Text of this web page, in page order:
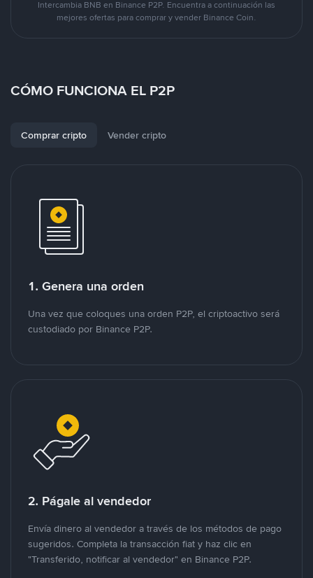
Intercambia BNB en Binance P2P. Encuentra a continuación las
mejores ofertas para comprar y vender Binance Coin.
CÓMO FUNCIONA EL P2P
Comprar cripto Vender cripto
1. Genera una orden
Una vez que coloques una orden P2P, el criptoactivo será
custodiado por Binance P2P.
2. Págale al vendedor
Envía dinero al vendedor a través de los métodos de pago
sugeridos. Completa la transacción fiat y haz clic en
"Transferido, notificar al vendedor" en Binance P2P.